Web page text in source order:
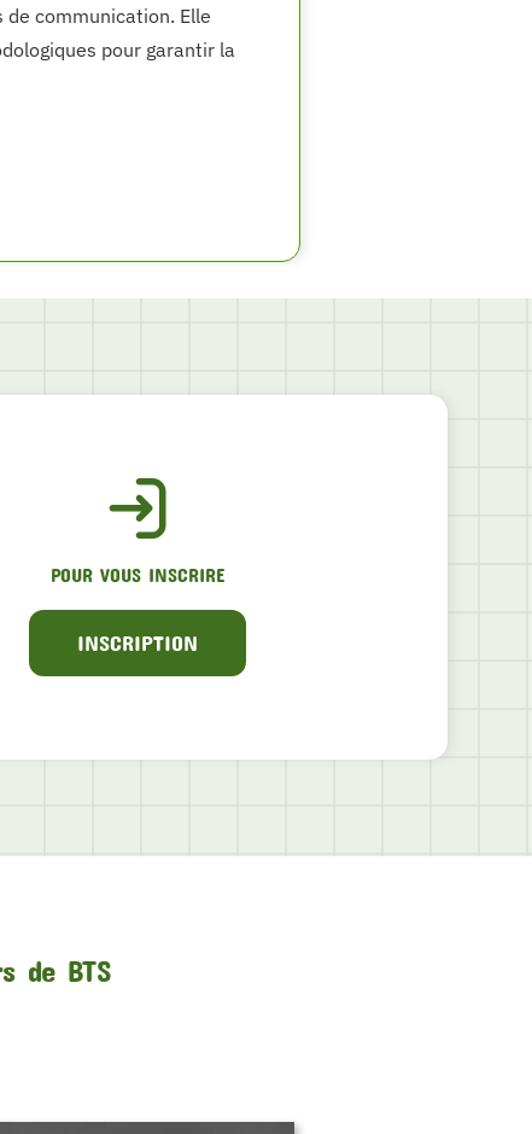
communication. Elle
pour garantir la
POUR VOUS INSCRIRE
INSCRIPTION
de BTS